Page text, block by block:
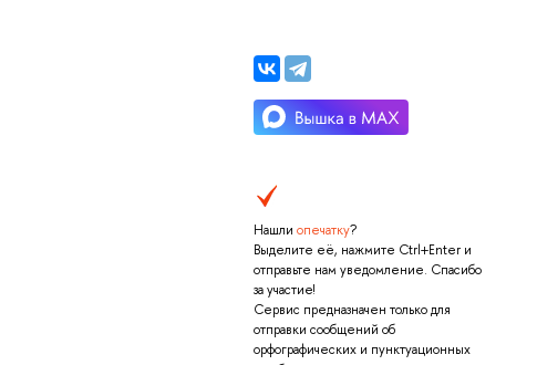
Нашли опечатку?
Выделите её, нажмите Ctrl+Enter и
отправьте нам уведомление. Спасибо
за участие!
Сервис предназначен только для
отправки сообщений об
орфографических и пунктуационных